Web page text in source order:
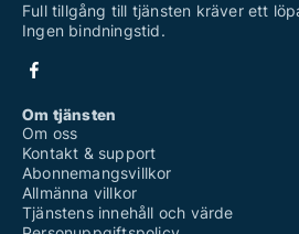
Full tillgång till tjänsten kräver ett
Ingen bindningstid.
Om tjänsten
Om oss
Kontakt & support
Abonnemangsvillkor
Allmänna villkor
Tjänstens innehåll och värde